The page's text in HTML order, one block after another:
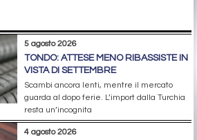
5 agosto 2026
TONDO: ATTESE MENO RIBASSISTE IN
VISTA DI SETTEMBRE
Scambi ancora lenti, mentre il mercato
guarda al dopo ferie. L’import dalla Turchia
resta un’incognita
4 agosto 2026